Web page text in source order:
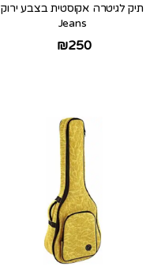
תיק לגיטרה אקוסטית בצבע ירוק
Jeans
₪250